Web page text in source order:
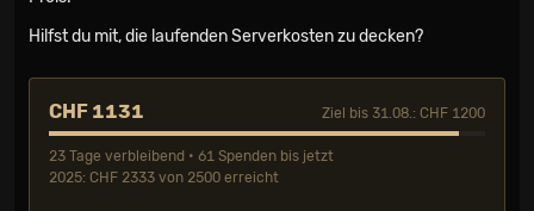
Hilfst du mit, die laufenden Serverkosten zu decken?
CHF 1131 Ziel bis 31.08.: CHF 1200
23 Tage verbleibend • 61 Spenden bis jetzt
2025: CHF 2333 von 2500 erreicht